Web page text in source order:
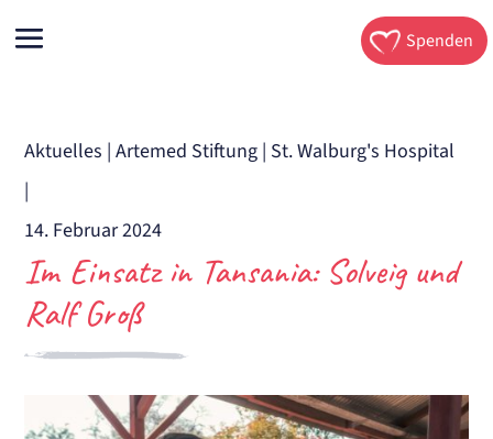
Spenden
Aktuelles |Artemed Stiftung | St. Walburg's Hospital
|
14. Februar 2024
Im Einsatz in Tansania: Solveig und
Ralf Groß